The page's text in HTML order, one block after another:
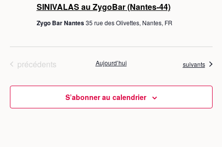
t
e
SINIVALAS au ZygoBar (Nantes-44)
Zygo Bar Nantes35 rue des Olivettes, Nantes, FR
Évènements
précédents Aujourd’hui Évènements
suivants
S’abonner au calendrier